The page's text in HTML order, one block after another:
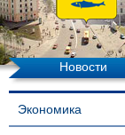
Новости
Экономика